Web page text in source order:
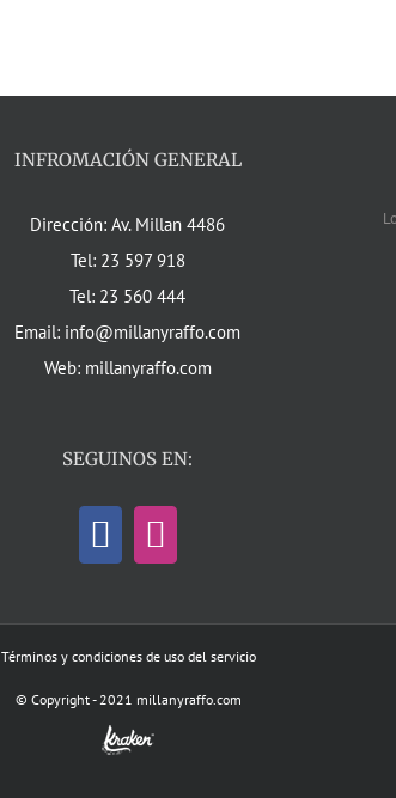
INFROMACIÓN GENERAL
Dirección: Av. Millan 4486
Tel: 23 597 918
Tel: 23 560 444
Email: info@millanyraffo.com
Web: millanyraffo.com
SEGUINOS EN:
Términos y condiciones de uso del servicio
© Copyright - 2021 millanyraffo.com